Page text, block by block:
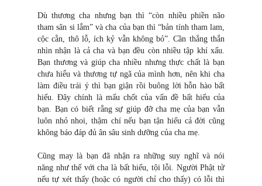
Dù thương cha nhưng bạn thì “còn nhiều phiền não
tham sân si lắm” và cha của bạn thì “bản tính tham lam,
cộc cằn, thô lỗ, ích kỷ vẫn không bỏ”. Cần thẳng thắn
nhìn nhận là cả cha và bạn đều còn nhiều tập khí xấu.
Bạn thương và giúp cha nhiều nhưng thực chất là bạn
chưa hiểu và thương tự ngã của mình hơn, nên khi cha
làm điều trái ý thì bạn giận rồi buông lời hỗn hào bất
hiếu. Đây chính là mấu chốt của vấn đề bất hiếu của
bạn. Bạn có biết rằng sự giúp đỡ cha mẹ của bạn vẫn
luôn nhỏ nhoi, thậm chí nếu bạn tận hiếu cả đời cũng
không báo đáp đủ ân sâu sinh dưỡng của cha mẹ.
Cũng may là bạn đã nhận ra những suy nghĩ và nói
năng như thế với cha là bất hiếu, tội lỗi. Người Phật tử
nếu tự xét thấy (hoặc có người chỉ cho thấy) có lỗi thì